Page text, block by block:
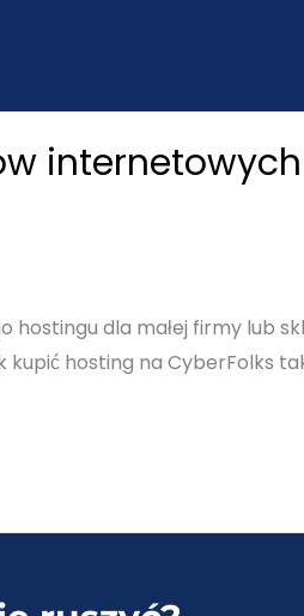
dla małej firmy lub
hosting na CyberFolks